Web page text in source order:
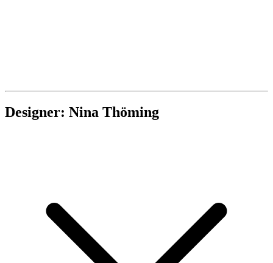
Designer: Nina Thöming